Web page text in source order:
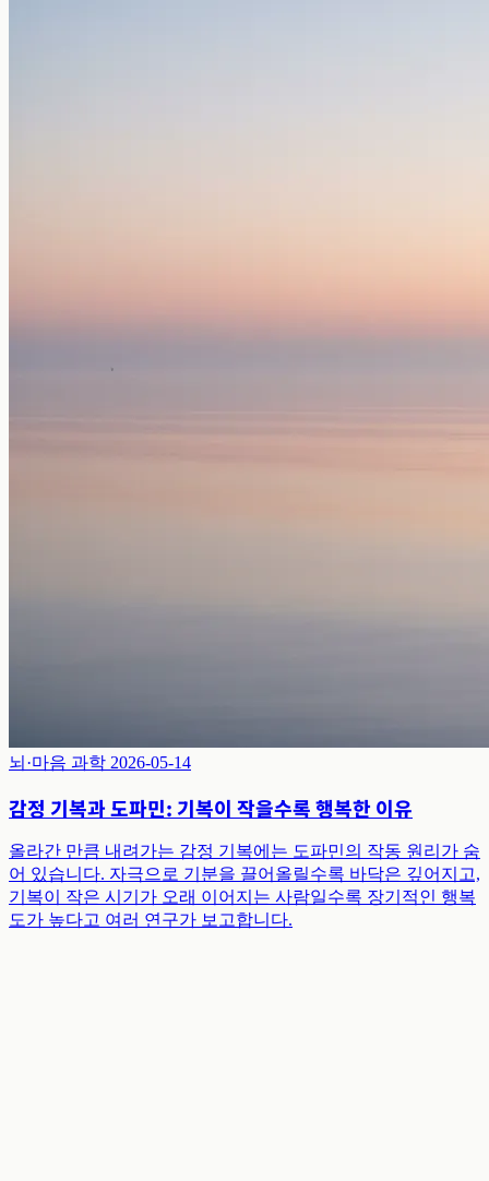
뇌·마음 과학 2026-05-14
감정 기복과 도파민: 기복이 작을수록 행복한 이유
올라간 만큼 내려가는 감정 기복에는 도파민의 작동 원리가 숨
어 있습니다. 자극으로 기분을 끌어올릴수록 바닥은 깊어지고,
기복이 작은 시기가 오래 이어지는 사람일수록 장기적인 행복
도가 높다고 여러 연구가 보고합니다.